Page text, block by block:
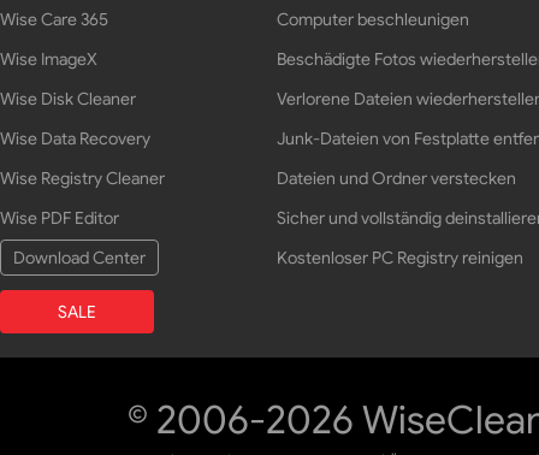
Wise Care 365
Wise ImageX
Wise Disk Cleaner
Wise Data Recovery
Wise Registry Cleaner
Wise PDF Editor
Download Center
SALE
Computer beschleunigen
Beschädigte Fotos
Verlorene Dateien
Junk-Dateien von Festplatte
Dateien und Ordner verstecken
Sicher und vollständig
Kostenloser PC Registry reinigen
© 2006-2026